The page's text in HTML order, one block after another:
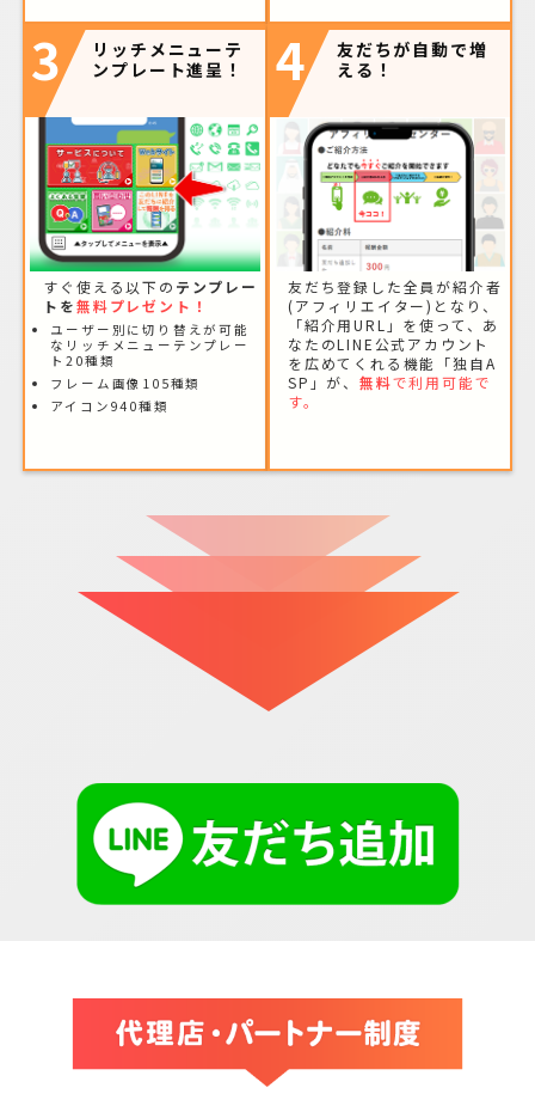
3
リッチメニューテ
ンプレート進呈！
すぐ使える以下の テンプレー
トを無料プレゼント！
ユーザー別に切り替えが可能
なリッチメニューテンプレー
ト20種類
フレーム画像105種類
アイコン940種類
4
友だちが自動で増
える！
友だち登録した全員が紹介者
(アフィリエイター)となり、
「紹介用URL」を使って、あ
なたのLINE公式アカウント
を広めてくれる機能「独自A
SP」が、 無料で利用可能で
す。